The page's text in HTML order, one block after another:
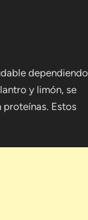
dependiendo
y limón, se
proteínas. Estos